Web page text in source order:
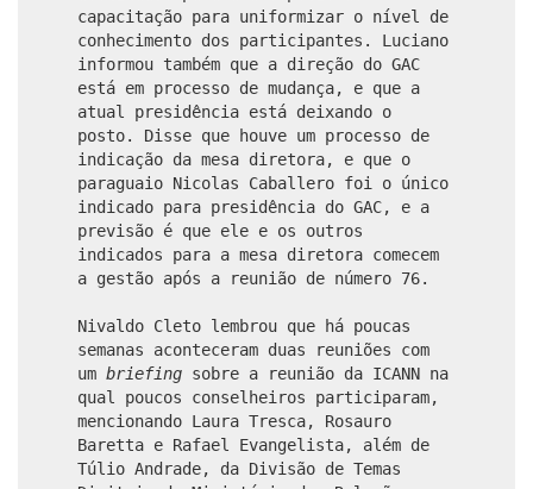
capacitação para uniformizar o nível de
conhecimento dos participantes. Luciano
informou também que a direção do GAC
está em processo de mudança, e que a
atual presidência está deixando o
posto. Disse que houve um processo de
indicação da mesa diretora, e que o
paraguaio Nicolas Caballero foi o único
indicado para presidência do GAC, e a
previsão é que ele e os outros
indicados para a mesa diretora comecem
a gestão após a reunião de número 76.
Nivaldo Cleto lembrou que há poucas
semanas aconteceram duas reuniões com
um briefing sobre a reunião da ICANN na
qual poucos conselheiros participaram,
mencionando Laura Tresca, Rosauro
Baretta e Rafael Evangelista, além de
Túlio Andrade, da Divisão de Temas